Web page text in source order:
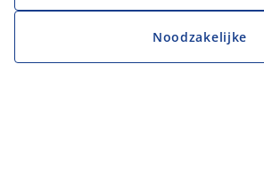
Noodzakelijke